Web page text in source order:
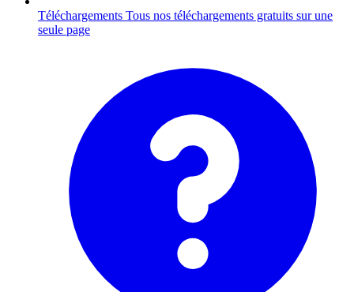
Téléchargements Tous nos téléchargements gratuits sur une
seule page